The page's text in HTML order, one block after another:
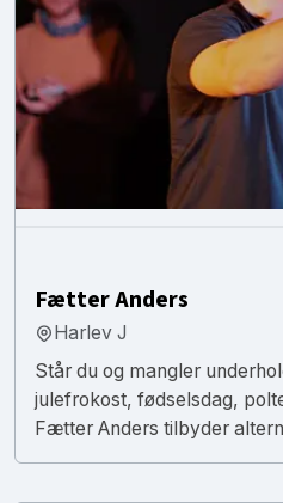
Fætter Anders
Harlev J
Står du og mangler
julefrokost, fødselsdag,
Fætter Anders tilbyder